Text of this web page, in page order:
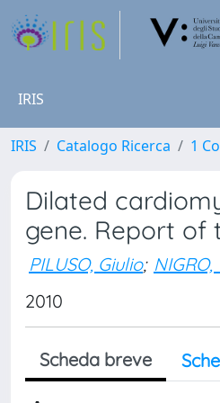
IRIS
IRIS Catalogo Ricerca 1
Dilated
gene. Report of
PILUSO, Giulio;
2010
Scheda breve